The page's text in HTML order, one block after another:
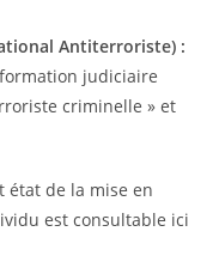
Antiterroriste) :
judiciaire
criminelle » et
état de la mise en
est consultable ici